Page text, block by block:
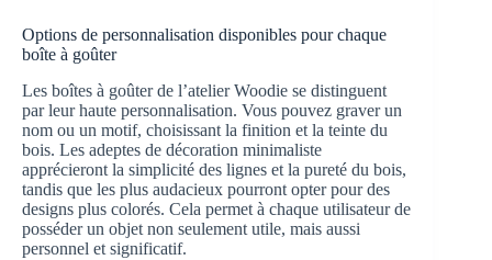
Options de personnalisation disponibles pour chaque
boîte à goûter
Les boîtes à goûter de l’atelier Woodie se distinguent
par leur haute personnalisation. Vous pouvez graver un
nom ou un motif, choisissant la finition et la teinte du
bois. Les adeptes de décoration minimaliste
apprécieront la simplicité des lignes et la pureté du bois,
tandis que les plus audacieux pourront opter pour des
designs plus colorés. Cela permet à chaque utilisateur de
posséder un objet non seulement utile, mais aussi
personnel et significatif.